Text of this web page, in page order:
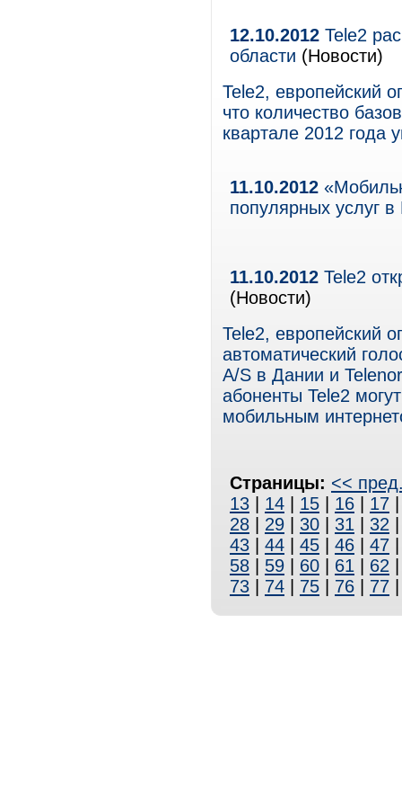
12.10.2012 Tele2
области (Новости)
Tele2, европейский
что количество
квартале 2012 года
11.10.2012
популярных услуг
11.10.2012 Tele2
(Новости)
Tele2, европейский
автоматический
A/S в Дании и
абоненты Tele2
мобильным
Страницы: <<
13
14 15 16 17
28
29 30 31 32
43
44 45 46 47
58
59 60 61 62
73
74 75 76 77